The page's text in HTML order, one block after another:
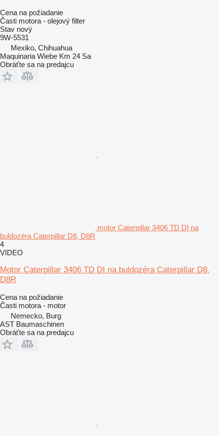
Cena na požiadanie
Časti motora - olejový filter
Stav nový
9W-5531
Mexiko, Chihuahua
Maquinaria Wiebe Km 24 Sa
Obráťte sa na predajcu
motor Caterpillar 3406 TD DI na
buldozéra Caterpillar D8, D8R
4
VIDEO
Motor Caterpillar 3406 TD DI na buldozéra Caterpillar D8,
D8R
Cena na požiadanie
Časti motora - motor
Nemecko, Burg
AST Baumaschinen
Obráťte sa na predajcu